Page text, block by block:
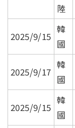
陸
2025/9/15
韓
國
2025/9/17
韓
國
2025/9/15
韓
國